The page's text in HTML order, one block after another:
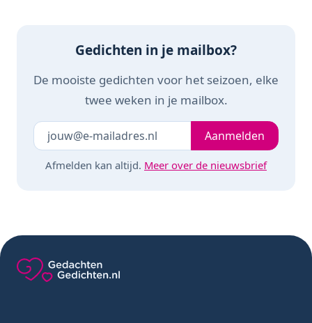
Gedichten in je mailbox?
De mooiste gedichten voor het seizoen, elke
twee weken in je mailbox.
Laat dit veld leeg Je e-mailadresAanmelden
Afmelden kan altijd. Meer over de nieuwsbrief